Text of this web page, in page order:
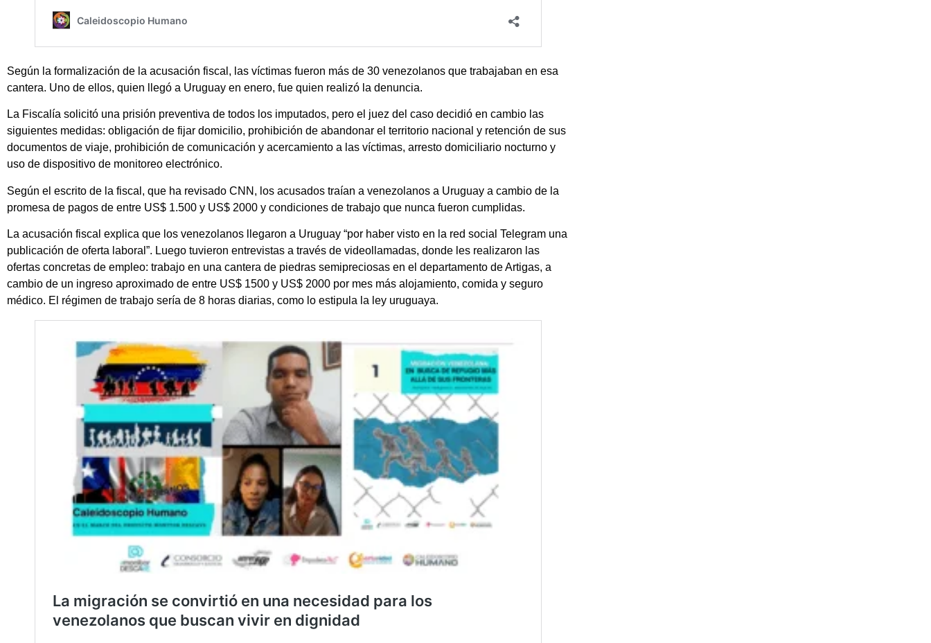
Según la formalización de la acusación fiscal, las víctimas fueron más de 30 venezolanos que trabajaban en esa
cantera. Uno de ellos, quien llegó a Uruguay en enero, fue quien realizó la denuncia.
La Fiscalía solicitó una prisión preventiva de todos los imputados, pero el juez del caso decidió en cambio las
siguientes medidas: obligación de fijar domicilio, prohibición de abandonar el territorio nacional y retención de sus
documentos de viaje, prohibición de comunicación y acercamiento a las víctimas, arresto domiciliario nocturno y
uso de dispositivo de monitoreo electrónico.
Según el escrito de la fiscal, que ha revisado CNN, los acusados traían a venezolanos a Uruguay a cambio de la
promesa de pagos de entre US$ 1.500 y US$ 2000 y condiciones de trabajo que nunca fueron cumplidas.
La acusación fiscal explica que los venezolanos llegaron a Uruguay “por haber visto en la red social Telegram una
publicación de oferta laboral”. Luego tuvieron entrevistas a través de videollamadas, donde les realizaron las
ofertas concretas de empleo: trabajo en una cantera de piedras semipreciosas en el departamento de Artigas, a
cambio de un ingreso aproximado de entre US$ 1500 y US$ 2000 por mes más alojamiento, comida y seguro
médico. El régimen de trabajo sería de 8 horas diarias, como lo estipula la ley uruguaya.